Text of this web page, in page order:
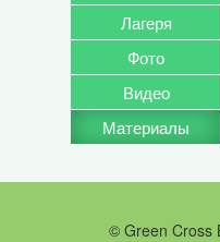
Лагеря
Фото
Видео
Материалы
© Green Cross